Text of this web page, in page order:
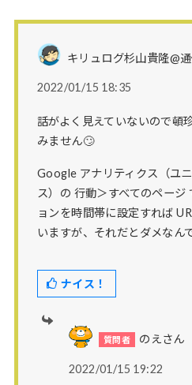
キリュログ杉山貴隆@
2022/01/15 18:35
話がよく見えていないので頓
みません🙄
Google アナリティクス（ユ
ス）の 行動＞すべてのページ
ョンを時間帯に設定すれば
いますが、それだとダメなん
ナイス！
のえさん
2022/01/15 19:22